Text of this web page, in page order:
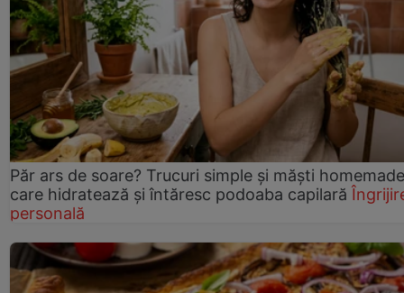
Păr ars de soare? Trucuri simple și măști homemade
care hidratează și întăresc podoaba capilară
personală